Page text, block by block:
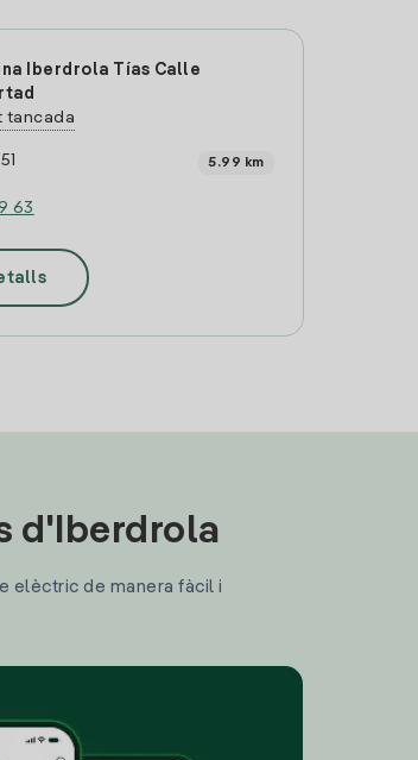
Iberdrola Tías Calle
tancada
63
5.99 km
d'Iberdrola
elèctric de manera fàcil i